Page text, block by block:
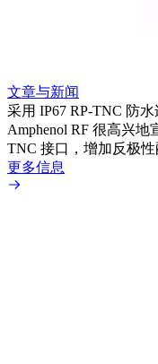
文章与新闻
采用 IP67 RP-TNC 防
Amphenol RF 很高兴
TNC 接口，增加反极性
更多信息